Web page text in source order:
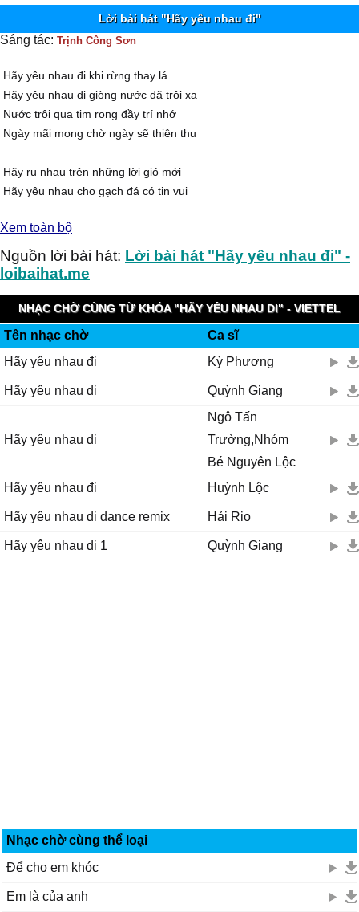
Lời bài hát "Hãy yêu nhau đi"
Sáng tác: Trịnh Công Sơn
Hãy yêu nhau đi khi rừng thay lá
Hãy yêu nhau đi giòng nước đã trôi xa
Nước trôi qua tim rong đầy trí nhớ
Ngày mãi mong chờ ngày sẽ thiên thu
Hãy ru nhau trên những lời gió mới
Hãy yêu nhau cho gạch đá có tin vui
Dù mai nơi này người có xa người
Hãy yêu nhau đi quên ngày u tối
Mặt đất đã cho ta những ngày vui tới
Hãy nhìn vào mặt người lần cuối trong đời
Hãy yêu nhau đi bên đời nguy khốn
Hãy yêu nhau đi bù đắp cho trăm năm
Hãy trao cho nhau hạnh phúc lẫn thương đau
Được quên rất nhiều ngày tháng tiêu điều.
Xem toàn bộ
Nguồn lời bài hát: Lời bài hát "Hãy yêu nhau đi" -
loibaihat.me
NHẠC CHỜ CÙNG TỪ KHÓA "HÃY YÊU NHAU DI" - VIETTEL
Tên nhạc chờ
Ca sĩ
Hãy yêu nhau đi
Kỳ Phương
Hãy yêu nhau di Quỳnh Giang
Hãy yêu nhau di
Ngô Tấn
Trường,Nhóm
Bé Nguyên Lộc
Hãy yêu nhau đi
Huỳnh Lộc
Hãy yêu nhau di dance remix Hải Rio
Hãy yêu nhau di 1 Quỳnh Giang
Nhạc chờ cùng thể loại
Để cho em khóc
Em là của anh